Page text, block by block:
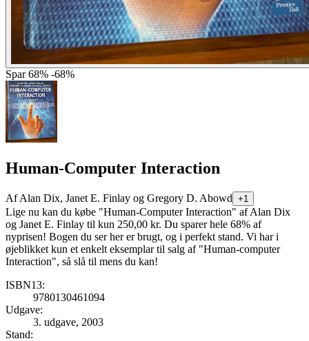
Spar 68% -68%
Human-Computer Interaction
AfAlan Dix, Janet E. Finlay og Gregory D. Abowd +1
Lige nu kan du købe "Human-Computer Interaction" af Alan Dix
og Janet E. Finlay til kun 250,00 kr. Du sparer hele 68% af
nyprisen! Bogen du ser her er brugt, og i perfekt stand. Vi har i
øjeblikket kun et enkelt eksemplar til salg af "Human-computer
Interaction", så slå til mens du kan!
ISBN13:
9780130461094
Udgave:
3. udgave, 2003
Stand: